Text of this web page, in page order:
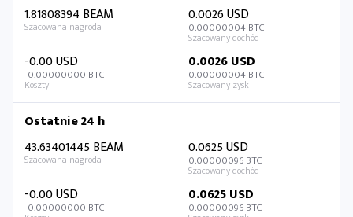
1.81808394 BEAM
0.0026 USD
0.00000004 BTC
-0.00 USD
-0.00000000 BTC
0.0026 USD
0.00000004 BTC
Ostatnie 24 h
43.63401445 BEAM
0.0625 USD
0.00000096 BTC
-0.00 USD
-0.00000000 BTC
0.0625 USD
0.00000096 BTC